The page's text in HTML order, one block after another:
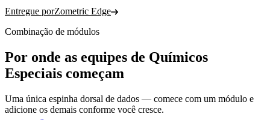
Entregue porZometric Edge
Combinação de módulos
Por onde as equipes de Químicos
Especiais começam
Uma única espinha dorsal de dados — comece com um módulo e
adicione os demais conforme você cresce.